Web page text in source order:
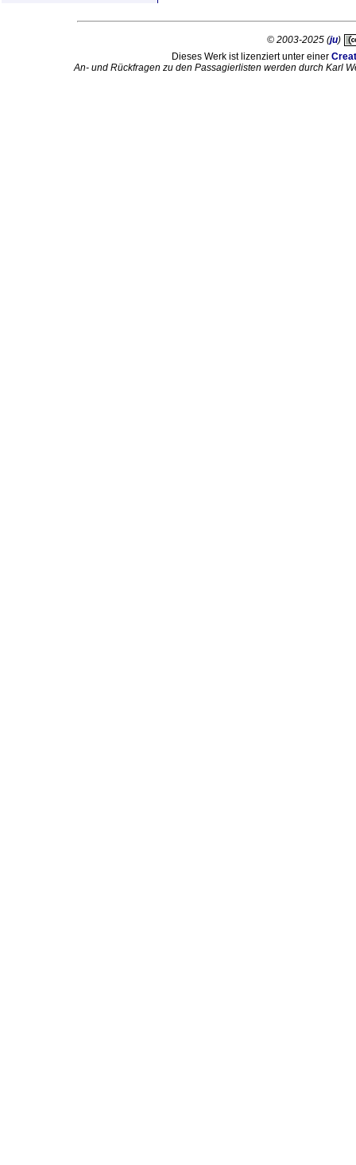
© 2003-2025 (ju)
Dieses Werk ist lizenziert unter einer
An- und Rückfragen zu den Passagierlisten werden durch Karl